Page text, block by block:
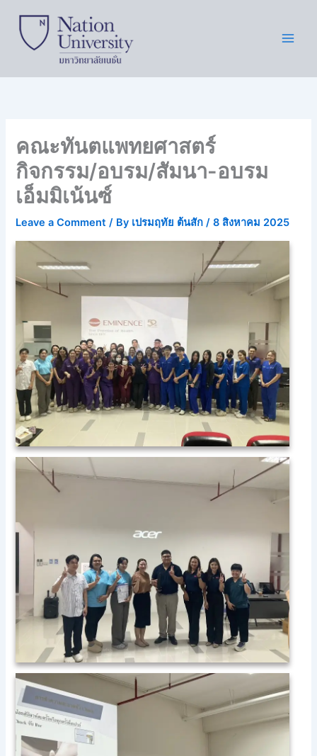
content
คณะทันตแพทยศาสตร์
กิจกรรม/อบรม/สัมนา-อบรม
เอ็มมิเน้นซ์
Leave a Comment / By เปรมฤทัย ต้นสัก/8 สิงหาคม 2025